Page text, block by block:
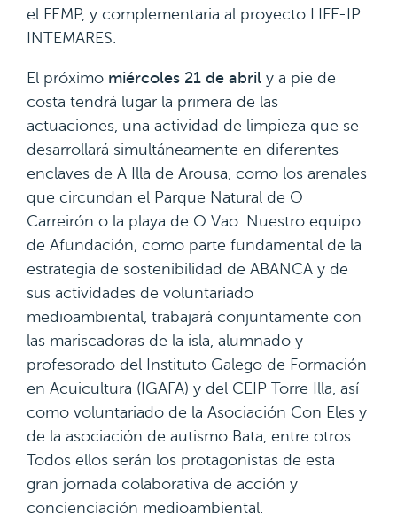
el FEMP, y complementaria al proyecto LIFE-IP
INTEMARES.
El próximo miércoles 21 de abril y a pie de
costa tendrá lugar la primera de las
actuaciones, una actividad de limpieza que se
desarrollará simultáneamente en diferentes
enclaves de A Illa de Arousa, como los arenales
que circundan el Parque Natural de O
Carreirón o la playa de O Vao. Nuestro equipo
de Afundación, como parte fundamental de la
estrategia de sostenibilidad de ABANCA y de
sus actividades de voluntariado
medioambiental, trabajará conjuntamente con
las mariscadoras de la isla, alumnado y
profesorado del Instituto Galego de Formación
en Acuicultura (IGAFA) y del CEIP Torre Illa, así
como voluntariado de la Asociación Con Eles y
de la asociación de autismo Bata, entre otros.
Todos ellos serán los protagonistas de esta
gran jornada colaborativa de acción y
concienciación medioambiental.